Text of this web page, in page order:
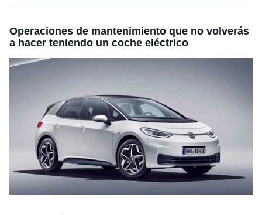
Operaciones de mantenimiento que no volverás
a hacer teniendo un coche eléctrico